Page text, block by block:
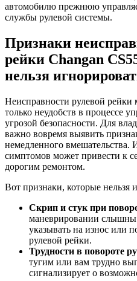
автомобилю прежнюю
службы рулевой системы.
Признаки
рейки Changan
нельзя
Неисправности рулевой рейки
только неудобств в процессе
угрозой безопасности. Для
важно вовремя выявить
немедленного вмешательства.
симптомов может привести к
дорогим ремонтом.
Вот признаки, которые нельзя
Скрип и стук при
маневрировании слышны
указывать на износ или
рулевой рейки.
Трудности в повороте
тугим или вам трудно
сигнализирует о